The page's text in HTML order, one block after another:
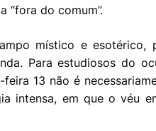
“fora do comum”.
místico e esotérico,
Para estudiosos do
feira 13 não é
intensa, em que o véu